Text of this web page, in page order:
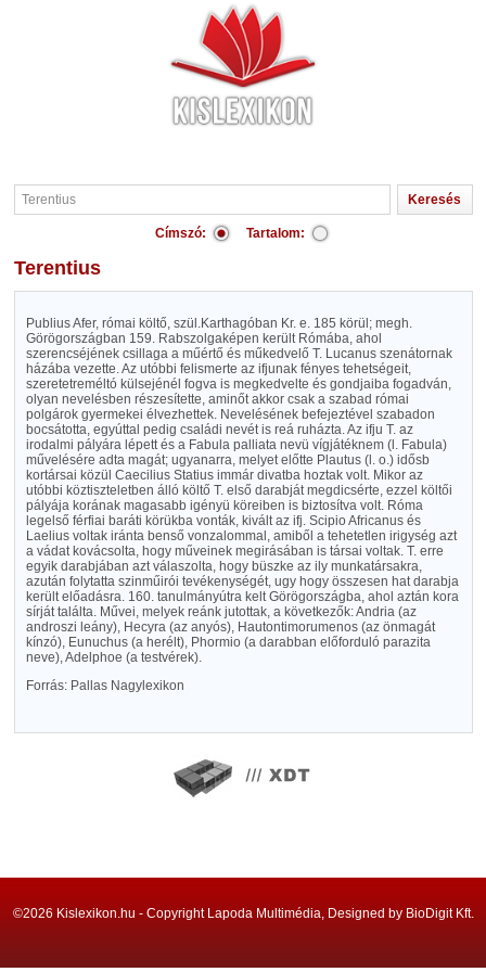
Címszó: Tartalom:
Terentius
Publius Afer, római költő, szül.Karthagóban Kr. e. 185 körül; megh.
Görögországban 159. Rabszolgaképen került Rómába, ahol
szerencséjének csillaga a műértő és műkedvelő T. Lucanus szenátornak
házába vezette. Az utóbbi felismerte az ifjunak fényes tehetségeit,
szeretetreméltó külsejénél fogva is megkedvelte és gondjaiba fogadván,
olyan nevelésben részesítette, aminőt akkor csak a szabad római
polgárok gyermekei élvezhettek. Nevelésének befejeztével szabadon
bocsátotta, egyúttal pedig családi nevét is reá ruházta. Az ifju T. az
irodalmi pályára lépett és a Fabula palliata nevü vígjátéknem (l. Fabula)
művelésére adta magát; ugyanarra, melyet előtte Plautus (l. o.) idősb
kortársai közül Caecilius Statius immár divatba hoztak volt. Mikor az
utóbbi köztiszteletben álló költő T. első darabját megdicsérte, ezzel költői
pályája korának magasabb igényü köreiben is biztosítva volt. Róma
legelső férfiai baráti körükba vonták, kivált az ifj. Scipio Africanus és
Laelius voltak iránta benső vonzalommal, amiből a tehetetlen irigység azt
a vádat kovácsolta, hogy műveinek megirásában is társai voltak. T. erre
egyik darabjában azt válaszolta, hogy büszke az ily munkatársakra,
azután folytatta szinműirói tevékenységét, ugy hogy összesen hat darabja
került előadásra. 160. tanulmányútra kelt Görögországba, ahol aztán kora
sírját találta. Művei, melyek reánk jutottak, a következők: Andria (az
androszi leány), Hecyra (az anyós), Hautontimorumenos (az önmagát
kínzó), Eunuchus (a herélt), Phormio (a darabban előforduló parazita
neve), Adelphoe (a testvérek).
Forrás: Pallas Nagylexikon
©2026 Kislexikon.hu - Copyright Lapoda Multimédia, Designed by BioDigit Kft.